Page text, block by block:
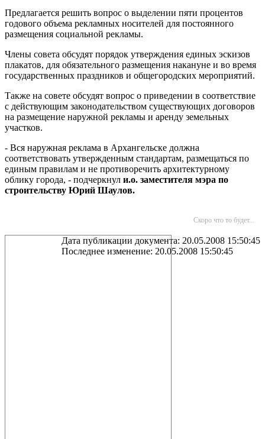
Предлагается решить вопрос о выделении пяти процентов
годового объема рекламных носителей для постоянного
размещения социальной рекламы.
Члены совета обсудят порядок утверждения единых эскизов
плакатов, для обязательного размещения накануне и во время
государственных праздников и общегородских мероприятий.
Также на совете обсудят вопрос о приведении в соответствие
с действующим законодательством существующих договоров
на размещение наружной рекламы и аренду земельных
участков.
- Вся наружная реклама в Архангельске должна
соответствовать утвержденным стандартам, размещаться по
единым правилам и не противоречить архитектурному
облику города, - подчеркнул и.о. заместителя мэра по
строительству Юрий Шаулов.
Скоро что то будет...
Дата публикации документа: 20.05.2008 15:50:45
Последнее изменение: 20.05.2008 15:50:45